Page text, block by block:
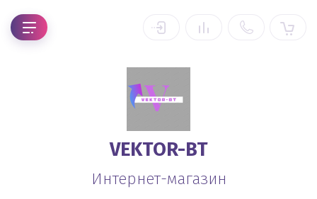
VEKTOR-BT
Интернет-магазин